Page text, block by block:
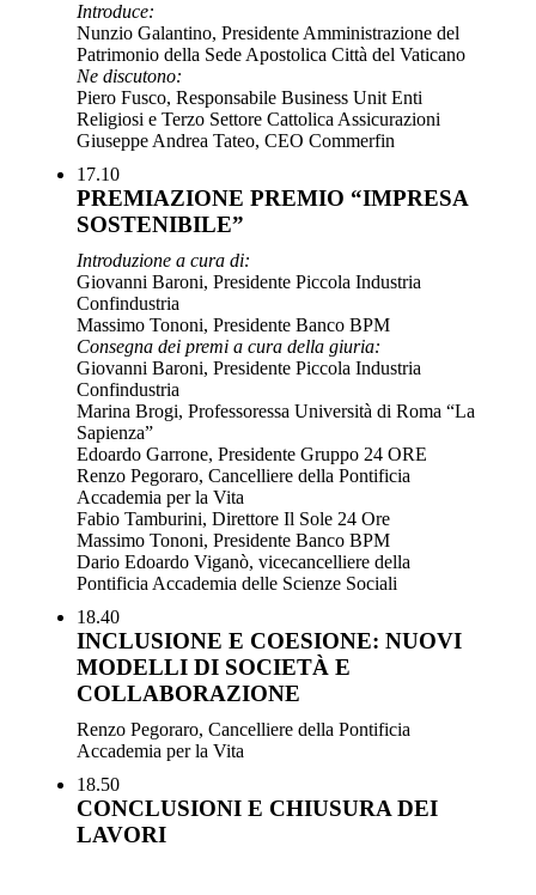
Introduce:
Nunzio Galantino, Presidente Amministrazione del
Patrimonio della Sede Apostolica Città del Vaticano
Ne discutono:
Piero Fusco, Responsabile Business Unit Enti
Religiosi e Terzo Settore Cattolica Assicurazioni
Giuseppe Andrea Tateo, CEO Commerfin
17.10
PREMIAZIONE PREMIO “IMPRESA
SOSTENIBILE”
Introduzione a cura di:
Giovanni Baroni, Presidente Piccola Industria
Confindustria
Massimo Tononi, Presidente Banco BPM
Consegna dei premi a cura della giuria:
Giovanni Baroni, Presidente Piccola Industria
Confindustria
Marina Brogi, Professoressa Università di Roma “La
Sapienza”
Edoardo Garrone, Presidente Gruppo 24 ORE
Renzo Pegoraro, Cancelliere della Pontificia
Accademia per la Vita
Fabio Tamburini, Direttore Il Sole 24 Ore
Massimo Tononi, Presidente Banco BPM
Dario Edoardo Viganò, vicecancelliere della
Pontificia Accademia delle Scienze Sociali
18.40
INCLUSIONE E COESIONE: NUOVI
MODELLI DI SOCIETÀ E
COLLABORAZIONE
Renzo Pegoraro, Cancelliere della Pontificia
Accademia per la Vita
18.50
CONCLUSIONI E CHIUSURA DEI
LAVORI